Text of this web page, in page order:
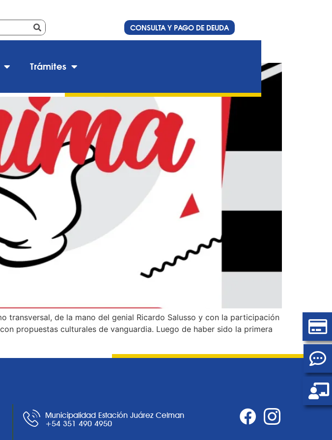
CONSULTA Y PAGO DE DEUDA
Trámites
Juárez Celman
transversal, de la mano del genial Ricardo Salusso y con la participación
propuestas culturales de vanguardia. Luego de haber sido la primera
Municipalidad Estación Juárez Celman
+54 351 490 4950